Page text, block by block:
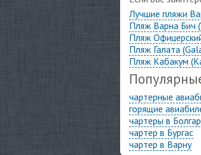
Лучшие пляжи
Пляж Варна Бич
Пляж
Пляж Галата
Пляж Кабакум
чартерные
горящие
чартеры в
чартер в Бургас
чартер в Варну